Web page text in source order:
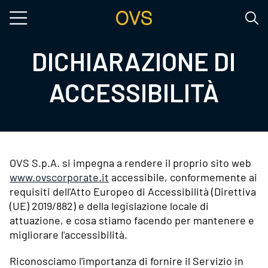
DICHIARAZIONE DI
ACCESSIBILITÀ
OVS S.p.A. si impegna a rendere il proprio sito web
www.ovscorporate.it accessibile, conformemente ai
requisiti dell'Atto Europeo di Accessibilità (Direttiva
(UE) 2019/882) e della legislazione locale di
attuazione, e cosa stiamo facendo per mantenere e
migliorare l'accessibilità.
Riconosciamo l'importanza di fornire il Servizio in